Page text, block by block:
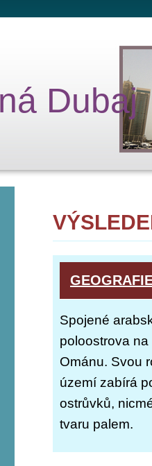
Dubaj
Spojené
poloostrova
Ománu. Svou
území zabírá
ostrůvků,
tvaru palem.